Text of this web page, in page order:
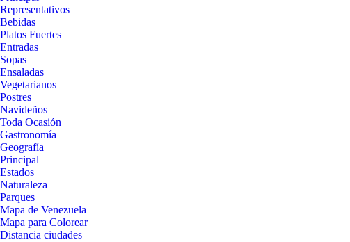
Representativos
Bebidas
Platos Fuertes
Entradas
Sopas
Ensaladas
Vegetarianos
Postres
Navideños
Toda Ocasión
Gastronomía
Geografía
Principal
Estados
Naturaleza
Parques
Mapa de Venezuela
Mapa para Colorear
Distancia ciudades